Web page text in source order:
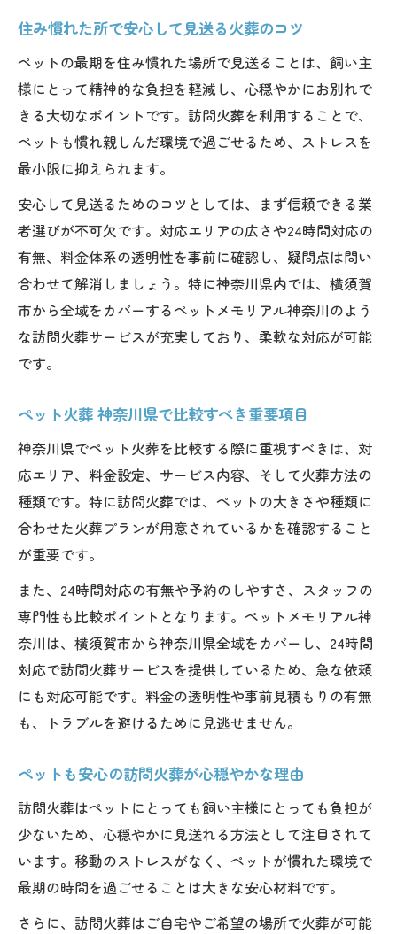
住み慣れた所で安心して見送る火葬のコツ
ペットの最期を住み慣れた場所で見送ることは、飼い主
様にとって精神的な負担を軽減し、心穏やかにお別れで
きる大切なポイントです。訪問火葬を利用することで、
ペットも慣れ親しんだ環境で過ごせるため、ストレスを
最小限に抑えられます。
安心して見送るためのコツとしては、まず信頼できる業
者選びが不可欠です。対応エリアの広さや24時間対応の
有無、料金体系の透明性を事前に確認し、疑問点は問い
合わせて解消しましょう。特に神奈川県内では、横須賀
市から全域をカバーするペットメモリアル神奈川のよう
な訪問火葬サービスが充実しており、柔軟な対応が可能
です。
ペット火葬 神奈川県で比較すべき重要項目
神奈川県でペット火葬を比較する際に重視すべきは、対
応エリア、料金設定、サービス内容、そして火葬方法の
種類です。特に訪問火葬では、ペットの大きさや種類に
合わせた火葬プランが用意されているかを確認すること
が重要です。
また、24時間対応の有無や予約のしやすさ、スタッフの
専門性も比較ポイントとなります。ペットメモリアル神
奈川は、横須賀市から神奈川県全域をカバーし、24時間
対応で訪問火葬サービスを提供しているため、急な依頼
にも対応可能です。料金の透明性や事前見積もりの有無
も、トラブルを避けるために見逃せません。
ペットも安心の訪問火葬が心穏やかな理由
訪問火葬はペットにとっても飼い主様にとっても負担が
少ないため、心穏やかに見送れる方法として注目されて
います。移動のストレスがなく、ペットが慣れた環境で
最期の時間を過ごせることは大きな安心材料です。
さらに、訪問火葬はご自宅やご希望の場所で火葬が可能